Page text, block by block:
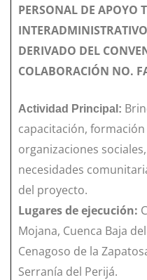
PERSONAL DE APOYO
DERIVADO DEL
COLABORACIÓN NO.
Actividad Principal:
capacitación,
organizaciones
necesidades
del proyecto.
Lugares de ejecución:
Mojana, Cuenca Baja
Cenagoso de la
Serranía del Perijá.